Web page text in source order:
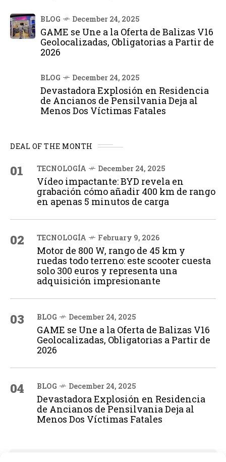
BLOG December 24, 2025
GAME se Une a la Oferta de Balizas V16
Geolocalizadas, Obligatorias a Partir de
2026
BLOG December 24, 2025
Devastadora Explosión en Residencia
de Ancianos de Pensilvania Deja al
Menos Dos Víctimas Fatales
DEAL OF THE MONTH
01 TECNOLOGÍA December 24, 2025
Vídeo impactante: BYD revela en
grabación cómo añadir 400 km de rango
en apenas 5 minutos de carga
02 TECNOLOGÍA February 9, 2026
Motor de 800 W, rango de 45 km y
ruedas todo terreno: este scooter cuesta
solo 300 euros y representa una
adquisición impresionante
03 BLOG December 24, 2025
GAME se Une a la Oferta de Balizas V16
Geolocalizadas, Obligatorias a Partir de
2026
04 BLOG December 24, 2025
Devastadora Explosión en Residencia
de Ancianos de Pensilvania Deja al
Menos Dos Víctimas Fatales